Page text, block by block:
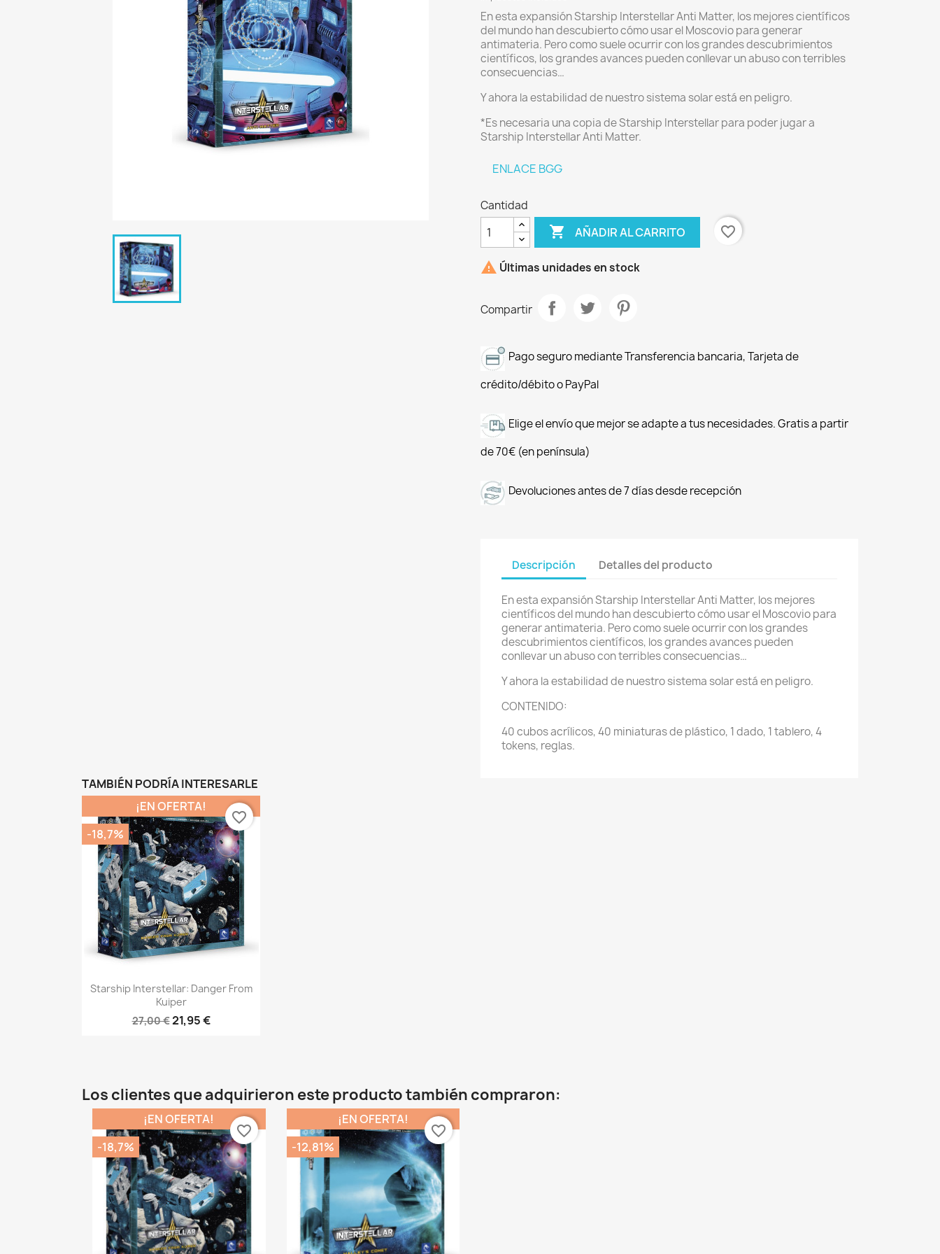
En esta expansión Starship Interstellar Anti Matter, los mejores científicos
del mundo han descubierto cómo usar el Moscovio para generar
antimateria. Pero como suele ocurrir con los grandes descubrimientos
científicos, los grandes avances pueden conllevar un abuso con terribles
consecuencias…
Y ahora la estabilidad de nuestro sistema solar está en peligro.
*Es necesaria una copia de Starship Interstellar para poder jugar a
Starship Interstellar Anti Matter.
ENLACE BGG
Cantidad
 AÑADIR AL CARRITO favorite_border
 Últimas unidades en stock
Compartir
Pago seguro mediante Transferencia bancaria, Tarjeta de
crédito/débito o PayPal
Elige el envío que mejor se adapte a tus necesidades. Gratis a partir
de 70€ (en península)
Devoluciones antes de 7 días desde recepción
Descripción Detalles del producto
En esta expansión Starship Interstellar Anti Matter, los mejores
científicos del mundo han descubierto cómo usar el Moscovio para
generar antimateria. Pero como suele ocurrir con los grandes
descubrimientos científicos, los grandes avances pueden
conllevar un abuso con terribles consecuencias…
Y ahora la estabilidad de nuestro sistema solar está en peligro.
CONTENIDO:
40 cubos acrílicos, 40 miniaturas de plástico, 1 dado, 1 tablero, 4
tokens, reglas.
TAMBIÉN PODRÍA INTERESARLE
Vista rápida
Starship Interstellar: Danger From
Kuiper
27,00 €21,95 €
¡EN OFERTA!
-18,7%
favorite_border
Los clientes que adquirieron este producto también compraron:
¡EN OFERTA!
-18,7%
favorite_border
¡EN OFERTA!
-12,81%
favorite_border